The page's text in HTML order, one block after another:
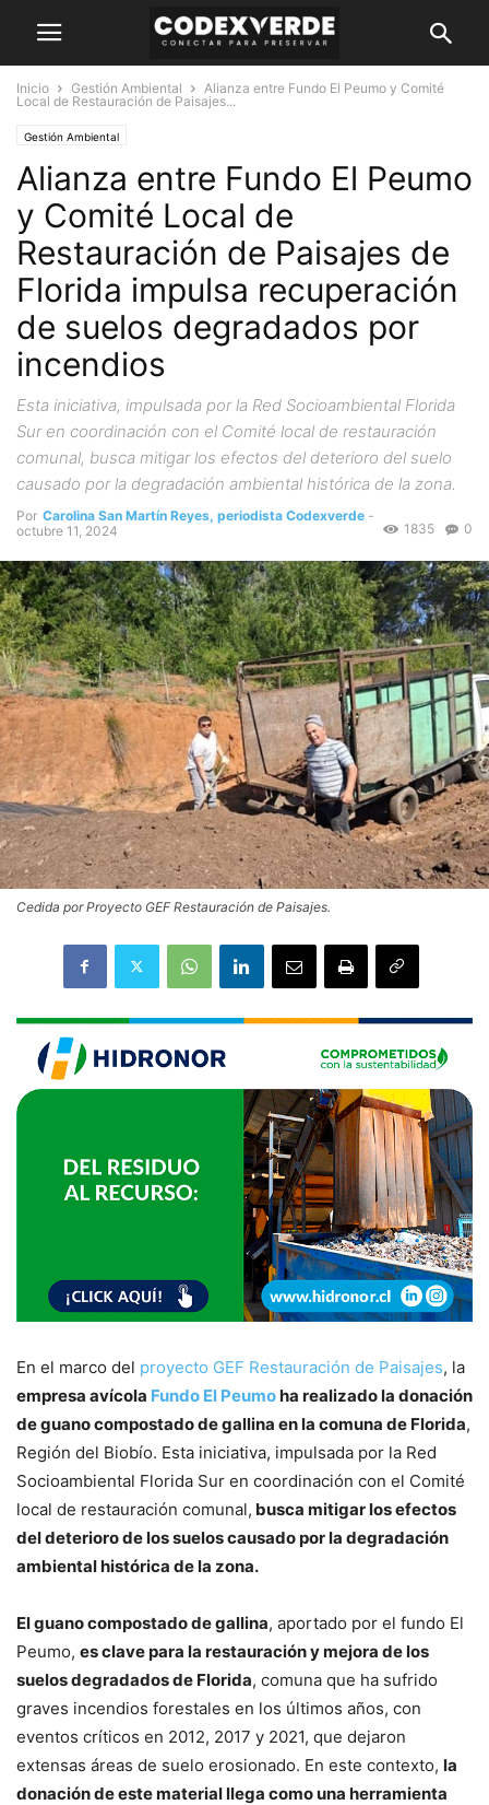
Inicio Gestión Ambiental
Alianza entre Fundo El Peumo y Comité
Local de Restauración de Paisajes...
Gestión Ambiental
Alianza entre Fundo El Peumo
y Comité Local de
Restauración de Paisajes de
Florida impulsa recuperación
de suelos degradados por
incendios
Esta iniciativa, impulsada por la Red Socioambiental Florida
Sur en coordinación con el Comité local de restauración
comunal, busca mitigar los efectos del deterioro del suelo
causado por la degradación ambiental histórica de la zona.
Por Carolina San Martín Reyes, periodista Codexverde -
octubre 11, 2024
0
1835
Cedida por Proyecto GEF Restauración de Paisajes.
En el marco del proyecto GEF Restauración de Paisajes, la
empresa avícola Fundo El Peumoha realizado la donación
de guano compostado de gallina en la comuna de Florida,
Región del Biobío. Esta iniciativa, impulsada por la Red
Socioambiental Florida Sur en coordinación con el Comité
local de restauración comunal, busca mitigar los efectos
del deterioro de los suelos causado por la degradación
ambiental histórica de la zona.
El guano compostado de gallina, aportado por el fundo El
Peumo, es clave para la restauración y mejora de los
suelos degradados de Florida, comuna que ha sufrido
graves incendios forestales en los últimos años, con
eventos críticos en 2012, 2017 y 2021, que dejaron
extensas áreas de suelo erosionado. En este contexto, la
donación de este material llega como una herramienta